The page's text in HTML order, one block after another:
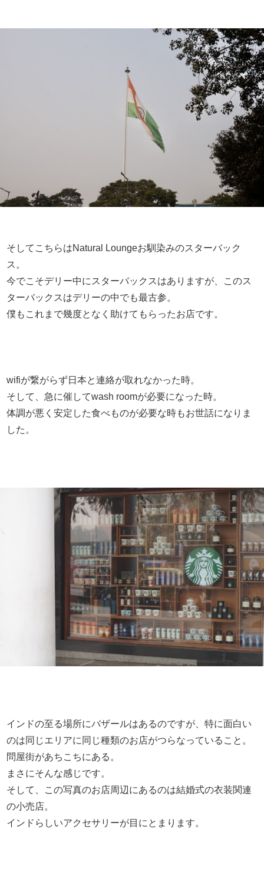
そしてこちらはNatural Loungeお馴染みのスターバック
ス。
今でこそデリー中にスターバックスはありますが、このス
ターバックスはデリーの中でも最古参。
僕もこれまで幾度となく助けてもらったお店です。
wifiが繋がらず日本と連絡が取れなかった時。
そして、急に催してwash roomが必要になった時。
体調が悪く安定した食べものが必要な時もお世話になりま
した。
インドの至る場所にバザールはあるのですが、特に面白い
のは同じエリアに同じ種類のお店がつらなっていること。
問屋街があちこちにある。
まさにそんな感じです。
そして、この写真のお店周辺にあるのは結婚式の衣装関連
の小売店。
インドらしいアクセサリーが目にとまります。